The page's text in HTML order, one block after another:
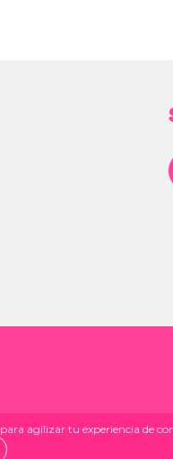
para agilizar tu experiencia de